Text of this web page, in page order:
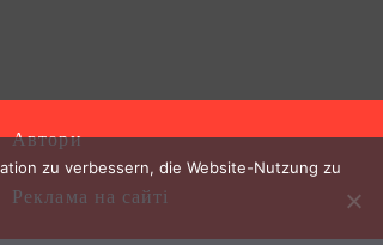
Автори
Реклама на сайті
zu verbessern, die Website-Nutzung zu